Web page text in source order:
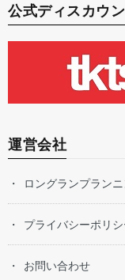
公式ディスカウ
運営会社
ロングランプラン
プライバシーポリ
お問い合わせ